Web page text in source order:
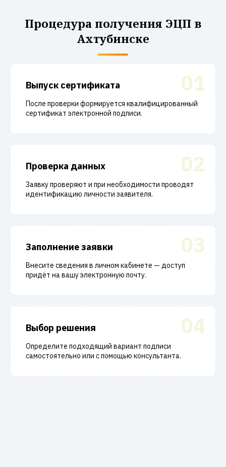
Процедура получения ЭЦП в
Ахтубинске
01
Выпуск сертификата
После проверки формируется квалифицированный
сертификат электронной подписи.
02
Проверка данных
Заявку проверяют и при необходимости проводят
идентификацию личности заявителя.
03
Заполнение заявки
Внесите сведения в личном кабинете — доступ
придёт на вашу электронную почту.
04
Выбор решения
Определите подходящий вариант подписи
самостоятельно или с помощью консультанта.